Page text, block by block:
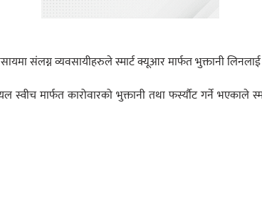
संलग्न व्यवसायीहरुले स्मार्ट क्यूआर मार्फत भुक्तानी
स्वीच मार्फत कारोवारको भुक्तानी तथा फर्स्यौट गर्ने भएकाले